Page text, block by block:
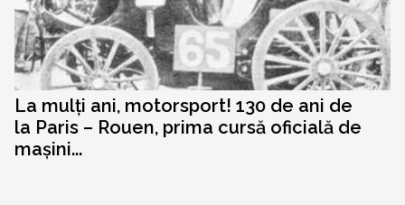
La mulți ani, motorsport! 130 de ani de
la Paris – Rouen, prima cursă oficială de
mașini...